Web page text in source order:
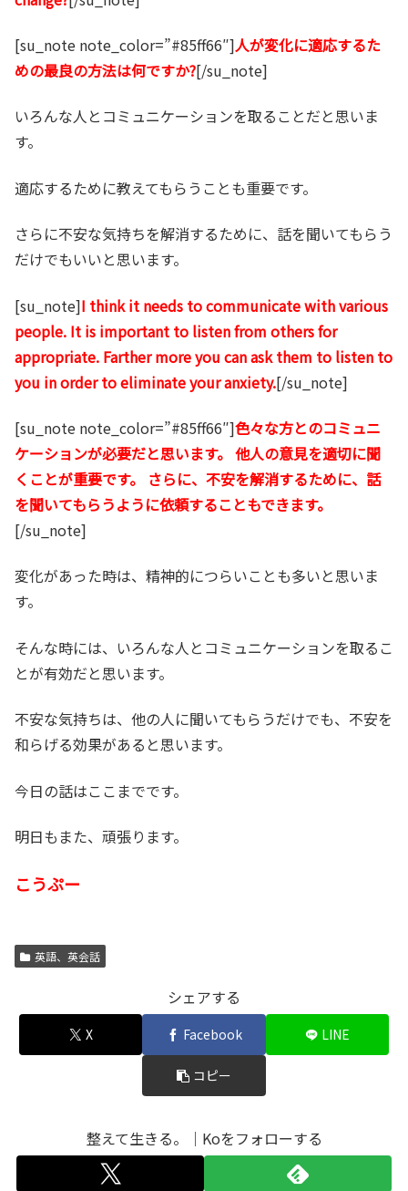
[su_note note_color=”#85ff66″]人が変化に適応するた
めの最良の方法は何ですか?[/su_note]
いろんな人とコミュニケーションを取ることだと思いま
す。
適応するために教えてもらうことも重要です。
さらに不安な気持ちを解消するために、話を聞いてもらう
だけでもいいと思います。
[su_note]I think it needs to communicate with various
people. It is important to listen from others for
appropriate. Farther more you can ask them to listen to
you in order to eliminate your anxiety.[/su_note]
[su_note note_color=”#85ff66″]色々な方とのコミュニ
ケーションが必要だと思います。 他人の意見を適切に聞
くことが重要です。 さらに、不安を解消するために、話
を聞いてもらうように依頼することもできます。
[/su_note]
変化があった時は、精神的につらいことも多いと思いま
す。
そんな時には、いろんな人とコミュニケーションを取るこ
とが有効だと思います。
不安な気持ちは、他の人に聞いてもらうだけでも、不安を
和らげる効果があると思います。
今日の話はここまでです。
明日もまた、頑張ります。
こうぷー
英語、英会話
シェアする
X Facebook LINE
コピー
整えて生きる。｜Koをフォローする